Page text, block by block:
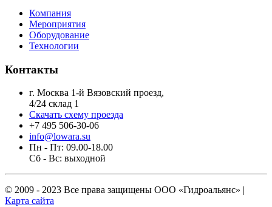
Компания
Мероприятия
Оборудование
Технологии
Контакты
г. Москва 1-й Вязовский проезд,
4/24 склад 1
Скачать схему проезда
+7 495 506-30-06
info@lowara.su
Пн - Пт: 09.00-18.00
Сб - Вс: выходной
© 2009 - 2023 Все права защищены ООО «Гидроальянс» |
Карта сайта